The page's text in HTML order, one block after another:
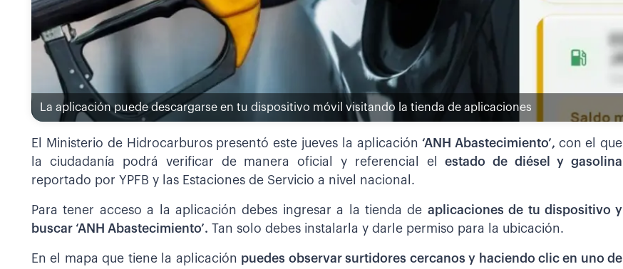
La aplicación puede descargarse en tu dispositivo móvil visitando la tienda de aplicaciones
El Ministerio de Hidrocarburos presentó este jueves la aplicación ‘ANH Abastecimiento’, con el que
la ciudadanía podrá verificar de manera oficial y referencial el
estado de diésel y gasolina
reportado por YPFB y las Estaciones de Servicio a nivel nacional.
Para tener acceso a la aplicación debes ingresar a la tienda de aplicaciones de tu dispositivo y
buscar ‘ANH Abastecimiento’. Tan solo debes instalarla y darle permiso para la ubicación.
En el mapa que tiene la aplicación puedes observar surtidores cercanos y haciendo clic en uno de